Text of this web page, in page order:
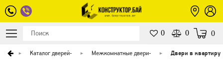
0 0 0
Каталог дверей- Межкомнатные двери- Двери в квартиру